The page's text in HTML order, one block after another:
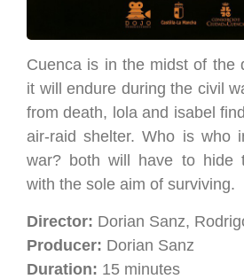
Cuenca is in the midst of the
it will endure during the civil
from death, lola and isabel
air-raid shelter. Who is who
war? both will have to hide
with the sole aim of surviving.
Director: Dorian Sanz,
Producer: Dorian Sanz
Duration: 15 minutes